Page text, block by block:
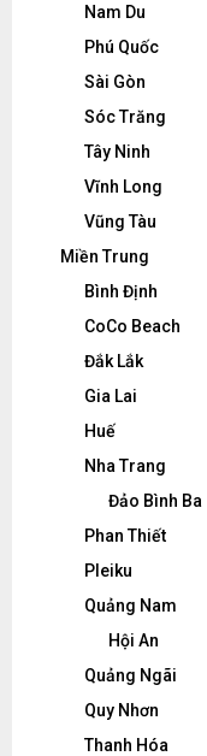
Nam Du
Phú Quốc
Sài Gòn
Sóc Trăng
Tây Ninh
Vĩnh Long
Vũng Tàu
Miền Trung
Bình Định
CoCo Beach
Đắk Lắk
Gia Lai
Huế
Nha Trang
Đảo Bình Ba
Phan Thiết
Pleiku
Quảng Nam
Hội An
Quảng Ngãi
Quy Nhơn
Thanh Hóa